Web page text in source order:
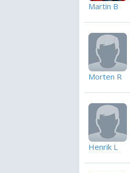
Martin B
Morten R
Henrik L